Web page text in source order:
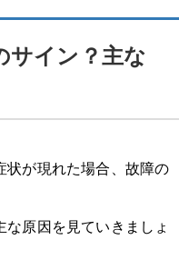
たりしない！
ある質問（FAQ）
が入らない場合、まず何を
サイン？主な
状が現れた場合、故障の
原因を見ていきましょ